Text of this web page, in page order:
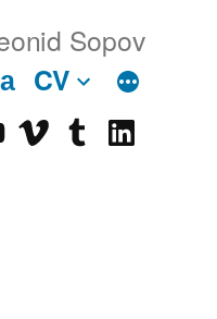
Sopov
CV
Vimeotumblrlinkedin